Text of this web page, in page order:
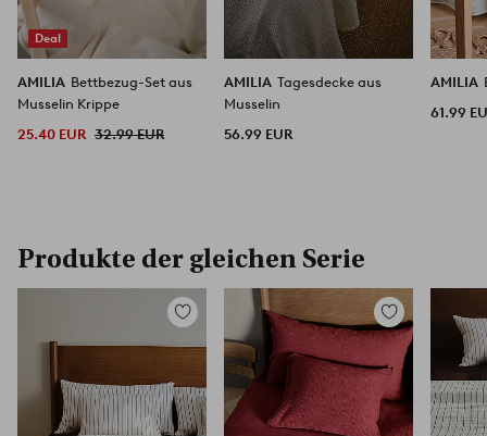
Deal
AMILIA Bettbezug-Set aus
Musselin Krippe
25.40 EUR 32.99 EUR
AMILIA Tagesdecke aus
Musselin
56.99 EUR
AMILIA
61.99
Produkte der gleichen Serie
Zu
hinzufügen
Zu
Favoriten
hinzufügen